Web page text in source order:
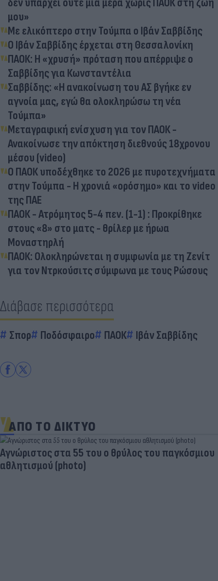
μου»
Με ελικόπτερο στην Τούμπα ο Ιβάν Σαββίδης
Ο Ιβάν Σαββίδης έρχεται στη Θεσσαλονίκη
ΠΑΟΚ: Η «χρυσή» πρόταση που απέρριψε ο
Σαββίδης για Κωνσταντέλια
Σαββίδης: «Η ανακοίνωση του ΑΣ βγήκε εν
αγνοία μας, εγώ θα ολοκληρώσω τη νέα
Τούμπα»
Μεταγραφική ενίσχυση για τον ΠΑΟΚ -
Ανακοίνωσε την απόκτηση διεθνούς 18χρονου
μέσου (video)
Ο ΠΑΟΚ υποδέχθηκε το 2026 με πυροτεχνήματα
στην Τούμπα - Η χρονιά «ορόσημο» και το video
της ΠΑΕ
ΠΑΟΚ - Ατρόμητος 5-4 πεν. (1-1) : Προκρίθηκε
στους «8» στο ματς - θρίλερ με ήρωα
Μοναστηρλή
ΠΑΟΚ: Ολοκληρώνεται η συμφωνία με τη Ζενίτ
για τον Ντρκούσιτς σύμφωνα με τους Ρώσους
Διάβασε περισσότερα
Σπορ Ποδόσφαιρο ΠΑΟΚ Ιβάν Σαββίδης
ΑΠΟ ΤΟ ΔΙΚΤΥΟ
Aγνώριστος στα 55 του ο θρύλος του παγκόσμιου
αθλητισμού (photo)